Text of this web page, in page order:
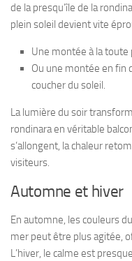
de la presqu’île de la
plein soleil devient vite
Une montée à la toute
Ou une montée en fin
coucher du soleil.
La lumière du soir
rondinara en véritable
s’allongent, la chaleur
visiteurs.
Automne et hiver
En automne, les couleurs
mer peut être plus agitée,
L’hiver, le calme est